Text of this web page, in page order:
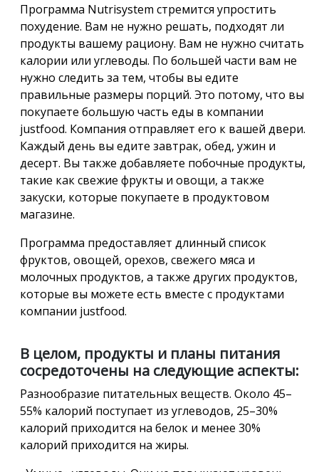
Программа Nutrisystem стремится упростить
похудение. Вам не нужно решать, подходят ли
продукты вашему рациону. Вам не нужно считать
калории или углеводы. По большей части вам не
нужно следить за тем, чтобы вы едите
правильные размеры порций. Это потому, что вы
покупаете большую часть еды в компании
justfood. Компания отправляет его к вашей двери.
Каждый день вы едите завтрак, обед, ужин и
десерт. Вы также добавляете побочные продукты,
такие как свежие фрукты и овощи, а также
закуски, которые покупаете в продуктовом
магазине.
Программа предоставляет длинный список
фруктов, овощей, орехов, свежего мяса и
молочных продуктов, а также других продуктов,
которые вы можете есть вместе с продуктами
компании justfood.
В целом, продукты и планы питания
сосредоточены на следующие аспекты:
Разнообразие питательных веществ. Около 45–
55% калорий поступает из углеводов, 25–30%
калорий приходится на белок и менее 30%
калорий приходится на жиры.